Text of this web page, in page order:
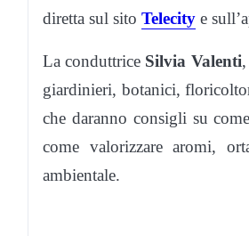
diretta sul sito Telecity e
La conduttrice Silvia Valenti
giardinieri, botanici,
che daranno consigli su
come valorizzare aromi,
ambientale.